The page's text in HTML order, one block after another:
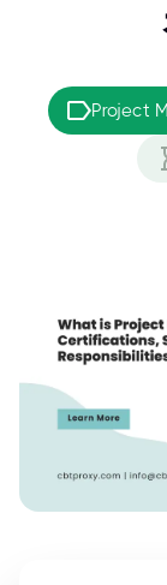
Project